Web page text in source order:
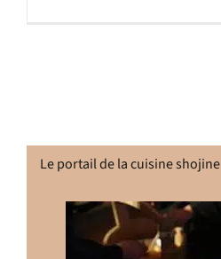
Le portail de la cuisine shojine